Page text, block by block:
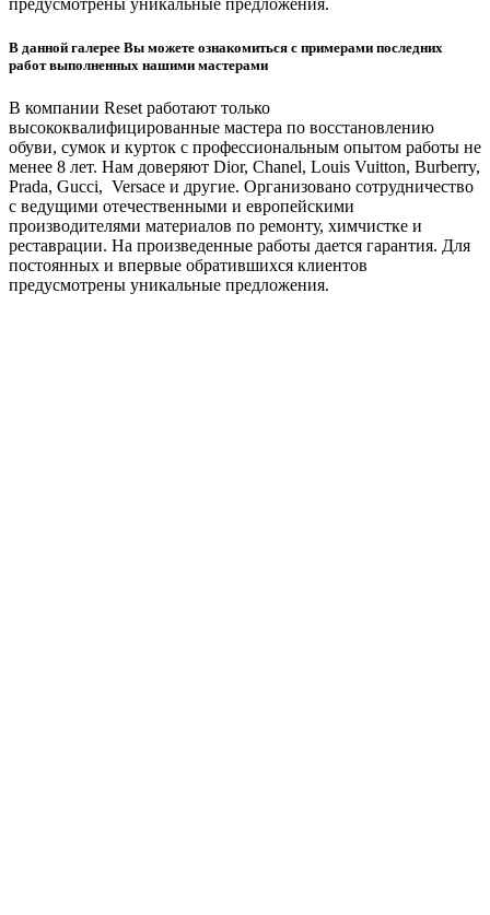
предусмотрены уникальные предложения.
В данной галерее Вы можете ознакомиться с примерами последних
работ выполненных нашими мастерами
В компании Reset работают только
высококвалифицированные мастера по восстановлению
обуви, сумок и курток с профессиональным опытом работы не
менее 8 лет. Нам доверяют Dior, Chanel, Louis Vuitton, Burberry,
Prada, Gucci, Versace и другие. Организовано сотрудничество
с ведущими отечественными и европейскими
производителями материалов по ремонту, химчистке и
реставрации. На произведенные работы дается гарантия. Для
постоянных и впервые обратившихся клиентов
предусмотрены уникальные предложения.